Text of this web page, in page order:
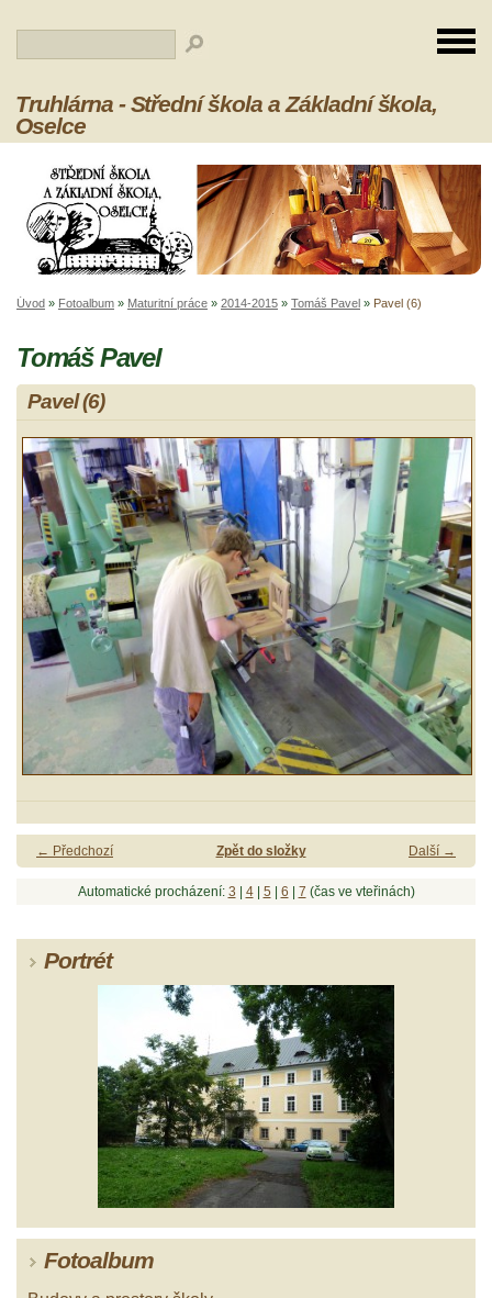
Truhlárna - Střední škola a Základní škola,
Oselce
Úvod » Fotoalbum » Maturitní práce » 2014-2015 » Tomáš Pavel » Pavel (6)
Tomáš Pavel
Pavel (6)
← Předchozí Další →
Zpět do složky
Automatické procházení: 3 4| 5 6 7 (čas ve vteřinách)
Portrét
Fotoalbum